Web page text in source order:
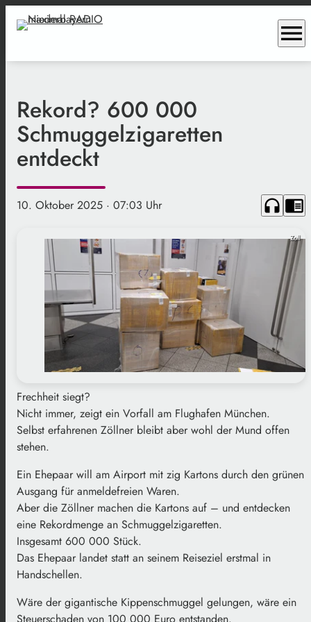
menu
Rekord? 600 000
Schmuggelzigaretten
entdeckt
10. Oktober 2025 · 07:03 Uhr headphones chrome_reader_mode
Zoll
Frechheit siegt?
Nicht immer, zeigt ein Vorfall am Flughafen München.
Selbst erfahrenen Zöllner bleibt aber wohl der Mund offen
stehen.
Ein Ehepaar will am Airport mit zig Kartons durch den grünen
Ausgang für anmeldefreien Waren.
Aber die Zöllner machen die Kartons auf – und entdecken
eine Rekordmenge an Schmuggelzigaretten.
Insgesamt 600 000 Stück.
Das Ehepaar landet statt an seinem Reiseziel erstmal in
Handschellen.
Wäre der gigantische Kippenschmuggel gelungen, wäre ein
Steuerschaden von 100 000 Euro entstanden.